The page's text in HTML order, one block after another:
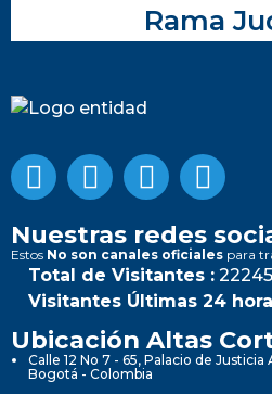
Rama
Nuestras redes
Estos No son canales oficiales para
Total de Visitantes :
Visitantes Últimas 24
Ubicación Altas
Calle 12 No 7 - 65, Palacio de
Bogotá - Colombia